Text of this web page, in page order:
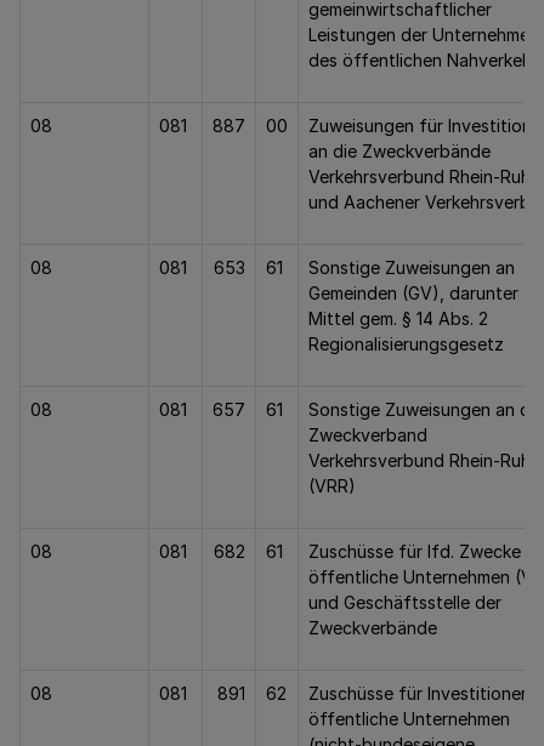
gemeinwirtschaftlicher
Leistungen der Unternehmen
des öffentlichen
08 081 887 00
Zuweisungen für
an die Zweckverbände
Verkehrsverbund Rhein-Ruhr
und Aachener
08 081 653 61
Sonstige Zuweisungen an
Gemeinden (GV), darunter
Mittel gem. § 14 Abs. 2
Regionalisierungsgesetz
08 081 657 61
Sonstige Zuweisungen an
Zweckverband
Verkehrsverbund Rhein-Ruhr
(VRR)
08 081 682 61
Zuschüsse für lfd. Zwecke an
öffentliche Unternehmen
und Geschäftsstelle der
Zweckverbände
08 081 891 62
Zuschüsse für Investitionen
öffentliche Unternehmen